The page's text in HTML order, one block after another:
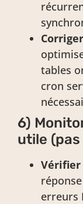
Corriger
tables
cron
6)
utile
Vérifier
erreurs